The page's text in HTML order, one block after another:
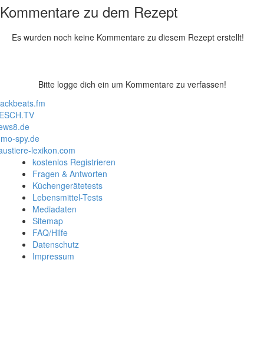
Kommentare zu dem Rezept
Es wurden noch keine Kommentare zu diesem Rezept erstellt!
Bitte logge dich ein um Kommentare zu verfassen!
spy.de
lexikon.com
kostenlos Registrieren
Fragen & Antworten
Küchengerätetests
Lebensmittel-Tests
Mediadaten
Sitemap
FAQ/Hilfe
Datenschutz
Impressum